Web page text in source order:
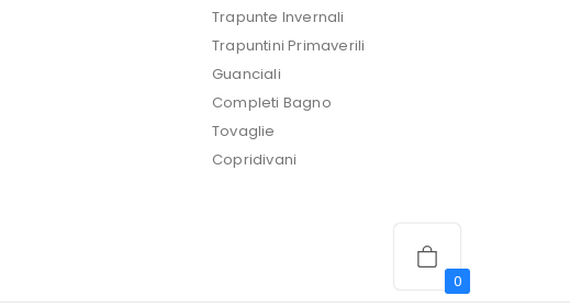
Trapunte Invernali
Trapuntini Primaverili
Guanciali
Completi Bagno
Tovaglie
Copridivani
0